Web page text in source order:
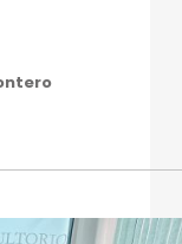
con Innovación y Excelencia”